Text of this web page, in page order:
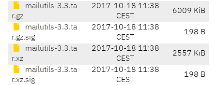
mailutils-3.3.ta
r.gz
2017-10-18 11:38
CEST
6009 KiB
mailutils-3.3.ta
r.gz.sig
2017-10-18 11:38
CEST
198 B
mailutils-3.3.ta
r.xz
2017-10-18 11:38
CEST
2557 KiB
mailutils-3.3.ta
r.xz.sig
2017-10-18 11:38
CEST
198 B